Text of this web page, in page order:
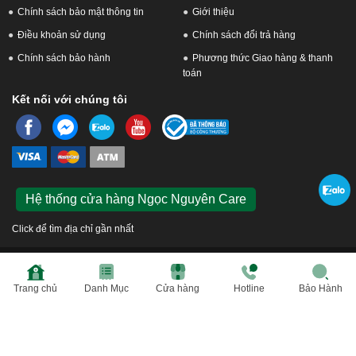
Thay màn hình Samsung tại Ngọc Nguyễn Care.
-HotlineCSKH dịch vụ sửa chữa: 0944-283-283.
Chính sách bảo mật thông tin Giới thiệu
Điều khoản sử dụng Chính sách đổi trả hàng
Chính sách bảo hành
Phương thức Giao hàng & thanh
toán
Kết nối với chúng tôi
Hệ thống cửa hàng Ngọc Nguyên Care
Click để tìm địa chỉ gần nhất
© 2026 Ngọc Nguyễn Care. Công ty Cổ phần Bán lẻ Ngọc Nguyễn. GPKD số 0109576433 do
Sở KH và ĐT TP Hà Nội cấp ngày 31/03/2021. Địa chỉ: Số 6 Hồ Tùng Mậu, P. Mai Dịch, Q. Cầu
Giấy, Tp. Hà Nội
Trang chủ Danh Mục Cửa hàng Hotline Bảo Hành